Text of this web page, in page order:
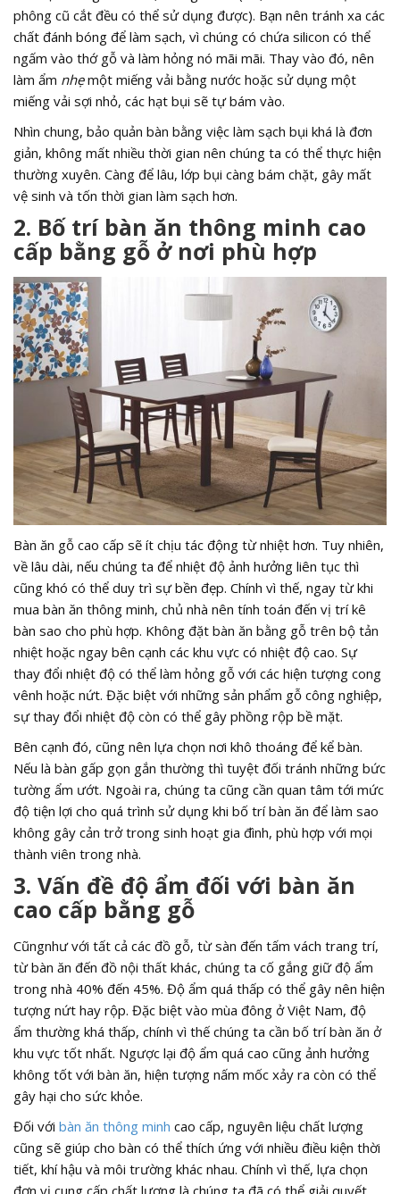
phông cũ cắt đều có thể sử dụng được). Bạn nên tránh xa các
chất đánh bóng để làm sạch, vì chúng có chứa silicon có thể
ngấm vào thớ gỗ và làm hỏng nó mãi mãi. Thay vào đó, nên
làm ẩm nhẹ một miếng vải bằng nước hoặc sử dụng một
miếng vải sợi nhỏ, các hạt bụi sẽ tự bám vào.
Nhìn chung, bảo quản bàn bằng việc làm sạch bụi khá là đơn
giản, không mất nhiều thời gian nên chúng ta có thể thực hiện
thường xuyên. Càng để lâu, lớp bụi càng bám chặt, gây mất
vệ sinh và tốn thời gian làm sạch hơn.
2. Bố trí bàn ăn thông minh cao
cấp bằng gỗ ở nơi phù hợp
Bàn ăn gỗ cao cấp sẽ ít chịu tác động từ nhiệt hơn. Tuy nhiên,
về lâu dài, nếu chúng ta để nhiệt độ ảnh hưởng liên tục thì
cũng khó có thể duy trì sự bền đẹp. Chính vì thế, ngay từ khi
mua bàn ăn thông minh, chủ nhà nên tính toán đến vị trí kê
bàn sao cho phù hợp. Không đặt bàn ăn bằng gỗ trên bộ tản
nhiệt hoặc ngay bên cạnh các khu vực có nhiệt độ cao. Sự
thay đổi nhiệt độ có thể làm hỏng gỗ với các hiện tượng cong
vênh hoặc nứt. Đặc biệt với những sản phẩm gỗ công nghiệp,
sự thay đổi nhiệt độ còn có thể gây phồng rộp bề mặt.
Bên cạnh đó, cũng nên lựa chọn nơi khô thoáng để kể bàn.
Nếu là bàn gấp gọn gắn thường thì tuyệt đối tránh những bức
tường ẩm ướt. Ngoài ra, chúng ta cũng cần quan tâm tới mức
độ tiện lợi cho quá trình sử dụng khi bố trí bàn ăn để làm sao
không gây cản trở trong sinh hoạt gia đình, phù hợp với mọi
thành viên trong nhà.
3. Vấn đề độ ẩm đối với bàn ăn
cao cấp bằng gỗ
Cũngnhư với tất cả các đồ gỗ, từ sàn đến tấm vách trang trí,
từ bàn ăn đến đồ nội thất khác, chúng ta cố gắng giữ độ ẩm
trong nhà 40% đến 45%. Độ ẩm quá thấp có thể gây nên hiện
tượng nứt hay rộp. Đặc biệt vào mùa đông ở Việt Nam, độ
ẩm thường khá thấp, chính vì thế chúng ta cần bố trí bàn ăn ở
khu vực tốt nhất. Ngược lại độ ẩm quá cao cũng ảnh hưởng
không tốt với bàn ăn, hiện tượng nấm mốc xảy ra còn có thể
gây hại cho sức khỏe.
Đối với bàn ăn thông minh cao cấp, nguyên liệu chất lượng
cũng sẽ giúp cho bàn có thể thích ứng với nhiều điều kiện thời
tiết, khí hậu và môi trường khác nhau. Chính vì thế, lựa chọn